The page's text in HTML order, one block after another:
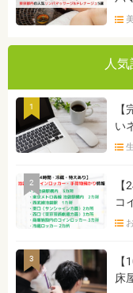
人
1
い
2
コ
3
床